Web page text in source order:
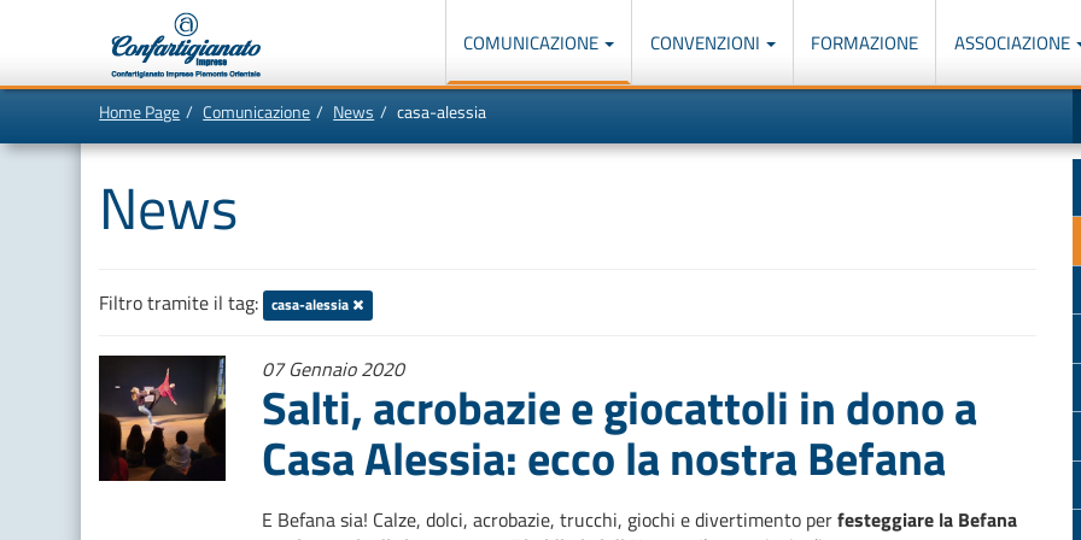
al
questa
Confartigianato
navigazione
principale:
COMUNICAZIONE CONVENZIONI FORMAZIONE ASSOCIAZIONE
Home Page Comunicazione News casa-alessia
News
Filtro tramite il tag: casa-alessia
07 Gennaio 2020
Salti, acrobazie e giocattoli in dono a
Casa Alessia: ecco la nostra Befana
E Befana sia! Calze, dolci, acrobazie, trucchi, giochi e divertimento perfesteggiare la Befana